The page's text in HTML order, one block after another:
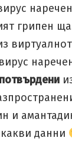
грипен
и
данни